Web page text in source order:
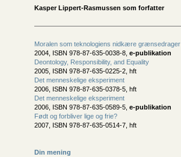
Kasper Lippert-Rasmussen som forfatter
Moralen som teknologiens nidkære grænsedrager
2004, ISBN 978-87-635-0038-8, e-publikation
Deontology, Responsibility, and Equality
2005, ISBN 978-87-635-0225-2, hft
Det menneskelige eksperiment
2006, ISBN 978-87-635-0378-5, hft
Det menneskelige eksperiment
2006, ISBN 978-87-635-0589-5, e-publikation
Født og forbliver lige og frie?
2007, ISBN 978-87-635-0514-7, hft
Din mening